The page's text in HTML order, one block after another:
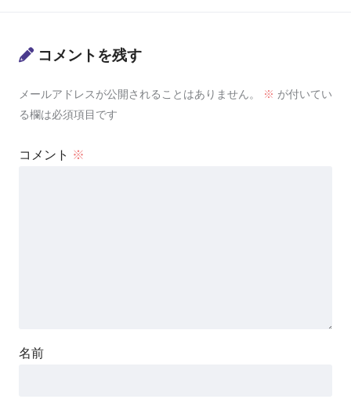
コメントを残す
メールアドレスが公開されることはありません。 ※ が付いてい
る欄は必須項目です
コメント ※
名前